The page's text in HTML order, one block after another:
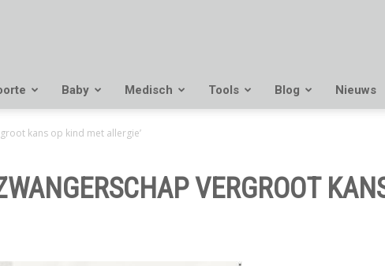
Baby Medisch Tools Blog Nieuws
kans op kind met allergie’
VERGROOT